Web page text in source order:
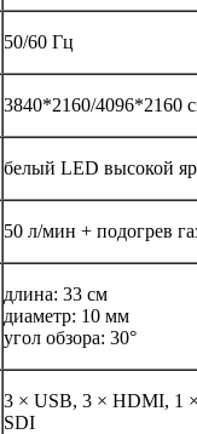
50/60 Гц
3840*2160/4096*2160
белый LED высокой
50 л/мин + подогрев
длина: 33 см
диаметр: 10 мм
угол обзора: 30°
3 × USB, 3 × HDMI, 1
SDI